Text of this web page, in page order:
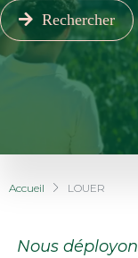
Rechercher
Accueil LOUER
Nous